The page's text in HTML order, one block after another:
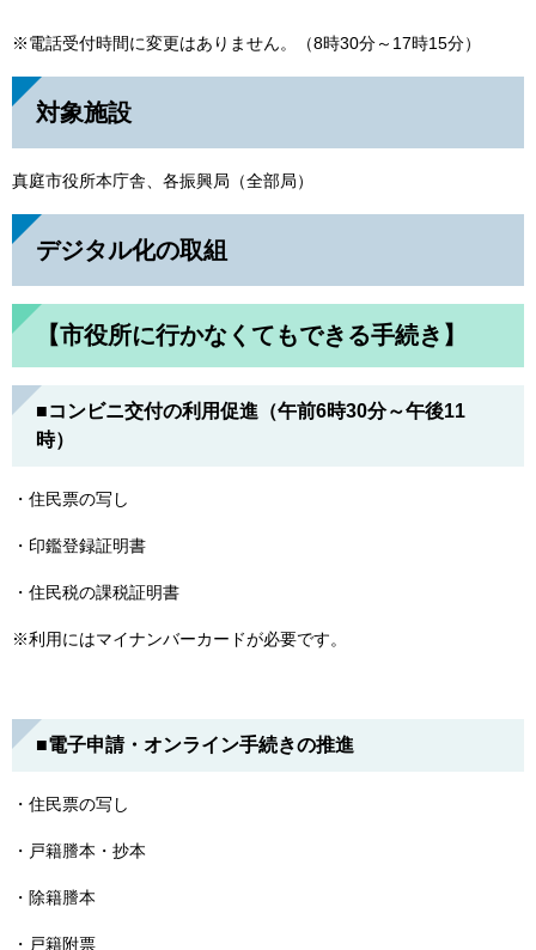
※電話受付時間に変更はありません。（8時30分～17時15分）
対象施設
真庭市役所本庁舎、各振興局（全部局）
デジタル化の取組
【市役所に行かなくてもできる手続き】
■コンビニ交付の利用促進（午前6時30分～午後11
時）
・住民票の写し
・印鑑登録証明書
・住民税の課税証明書
※利用にはマイナンバーカードが必要です。
■電子申請・オンライン手続きの推進
・住民票の写し
・戸籍謄本・抄本
・除籍謄本
・戸籍附票